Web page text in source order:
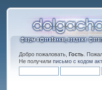
Добро пожаловать,Гость .
Не получилиписьмо с кодом